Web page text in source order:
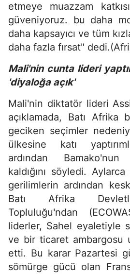
etmeye muazzam
güveniyoruz. bu daha
daha kapsayıcı ve tüm
daha fazla fırsat"
Mali'nin cunta lideri
'diyaloğa açık'
Mali'nin diktatör lideri
açıklamada, Batı Afrika
geciken seçimler
ülkesine katı
ardından
kaldığını söyledi.
gerilimlerin ardından
Batı Afrika
Topluluğu'ndan
liderler, Sahel eyaletiyle
ve bir ticaret ambargosu
etti. Bu karar Pazartesi
sömürge gücü olan